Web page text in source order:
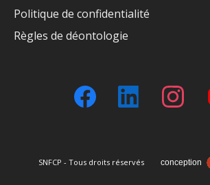
Politique de confidentialité
Règles de déontologie
SNFCP - Tous droits réservés